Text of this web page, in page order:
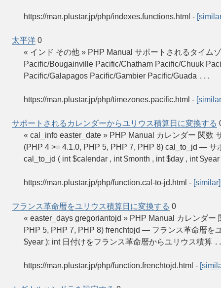
https://man.plustar.jp/php/indexes.functions.html -
太平洋 0
« インド その他 » PHP Manual サポートされるタイム
Pacific/Bougainville Pacific/Chatham Pacific/Chuuk
Pacific/Galapagos Pacific/Gambier Pacific/Guada ...
https://man.plustar.jp/php/timezones.pacific.html -
サポートされるカレンダーからユリウス積算日に変換する
« cal_info easter_date » PHP Manual カレンダー 関数
(PHP 4 >= 4.1.0, PHP 5, PHP 7, PHP 8) cal_to_jd —
cal_to_jd ( int $calendar , int $month , int $day , int
https://man.plustar.jp/php/function.cal-to-jd.html - [similar]
フランス革命暦をユリウス積算日に変換する 0
« easter_days gregoriantojd » PHP Manual カレンダ
PHP 5, PHP 7, PHP 8) frenchtojd — フランス革命暦を
$year ): int 日付けをフランス革命暦からユリウス積算
https://man.plustar.jp/php/function.frenchtojd.html -